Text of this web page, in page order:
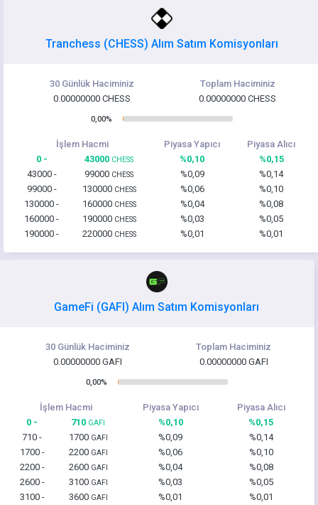
Tranchess (CHESS) Alım Satım Komisyonları
30 Günlük Haciminiz
Toplam Haciminiz
0.00000000 CHESS
0.00000000 CHESS
0,00%
İşlem Hacmi Piyasa Yapıcı
Piyasa Alıcı
0 -
43000 CHESS %0,10
%0,15
43000 -
99000 CHESS %0,09
%0,14
99000 -
130000 CHESS %0,06
%0,10
130000 -
160000 CHESS %0,04
%0,08
160000 -
190000 CHESS %0,03
%0,05
190000 -
220000 CHESS %0,01 %0,01
GameFi (GAFI) Alım Satım Komisyonları
30 Günlük Haciminiz
Toplam Haciminiz
0.00000000 GAFI
0.00000000 GAFI
0,00%
İşlem Hacmi Piyasa Yapıcı
Piyasa Alıcı
0 -
710 GAFI %0,10
%0,15
710 -
1700 GAFI %0,09
%0,14
1700 -
2200 GAFI %0,06
%0,10
2200 -
2600 GAFI %0,04
%0,08
2600 -
3100 GAFI %0,03
%0,05
3100 -
3600 GAFI %0,01 %0,01